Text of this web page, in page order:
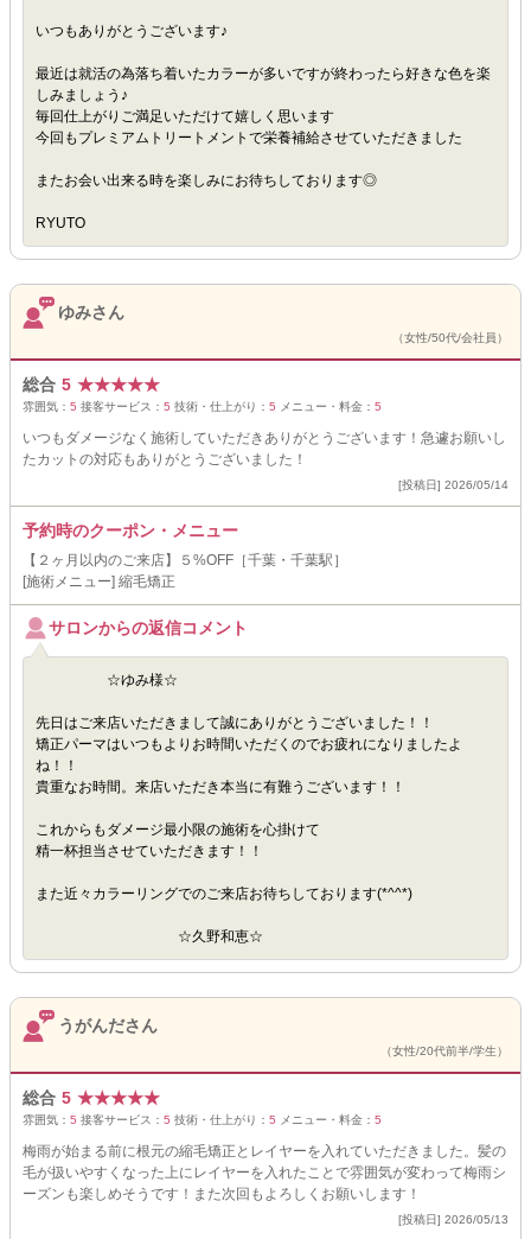
いつもありがとうございます♪
最近は就活の為落ち着いたカラーが多いですが終わったら好きな色を楽
しみましょう♪
毎回仕上がりご満足いただけて嬉しく思います
今回もプレミアムトリートメントで栄養補給させていただきました
またお会い出来る時を楽しみにお待ちしております◎
RYUTO
ゆみさん
（女性/50代/会社員）
総合 5 ★★★★★
雰囲気： 5 接客サービス： 5 技術・仕上がり： 5 メニュー・料金： 5
いつもダメージなく施術していただきありがとうございます！急遽お願いし
たカットの対応もありがとうございました！
[投稿日] 2026/05/14
予約時のクーポン・メニュー
【２ヶ月以内のご来店】５%OFF［千葉・千葉駅］
[施術メニュー] 縮毛矯正
サロンからの返信コメント
☆ゆみ様☆
先日はご来店いただきまして誠にありがとうございました！！
矯正パーマはいつもよりお時間いただくのでお疲れになりましたよ
ね！！
貴重なお時間。来店いただき本当に有難うございます！！
これからもダメージ最小限の施術を心掛けて
精一杯担当させていただきます！！
また近々カラーリングでのご来店お待ちしております(*^^*)
☆久野和恵☆
うがんださん
（女性/20代前半/学生）
総合 5 ★★★★★
雰囲気： 5 接客サービス： 5 技術・仕上がり： 5 メニュー・料金： 5
梅雨が始まる前に根元の縮毛矯正とレイヤーを入れていただきました。髪の
毛が扱いやすくなった上にレイヤーを入れたことで雰囲気が変わって梅雨シ
ーズンも楽しめそうです！また次回もよろしくお願いします！
[投稿日] 2026/05/13